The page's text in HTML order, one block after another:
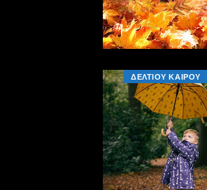
ΔΕΛΤΙΟΥ ΚΑΙΡΟΥ